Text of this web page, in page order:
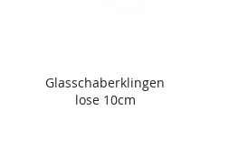
Glasschaberklingen
lose 10cm